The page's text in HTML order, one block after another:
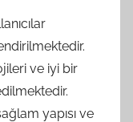
ve iyi bir
yapısı ve